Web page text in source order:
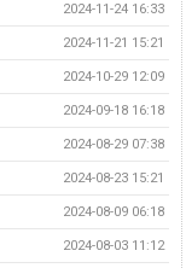
2024-11-24 16:33
2024-11-21 15:21
2024-10-29 12:09
2024-09-18 16:18
2024-08-29 07:38
2024-08-23 15:21
2024-08-09 06:18
2024-08-03 11:12